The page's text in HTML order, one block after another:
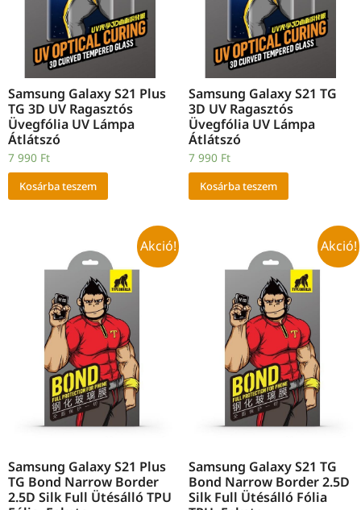
Samsung Galaxy S21 Plus
TG 3D UV Ragasztós
Üvegfólia UV Lámpa
Átlátszó
7 990 Ft
Kosárba teszem
Samsung Galaxy S21 TG
3D UV Ragasztós
Üvegfólia UV Lámpa
Átlátszó
7 990 Ft
Kosárba teszem
Akció!
Samsung Galaxy S21 Plus
TG Bond Narrow Border
2.5D Silk Full Ütésálló TPU
Akció!
Samsung Galaxy S21 TG
Bond Narrow Border 2.5D
Silk Full Ütésálló Fólia